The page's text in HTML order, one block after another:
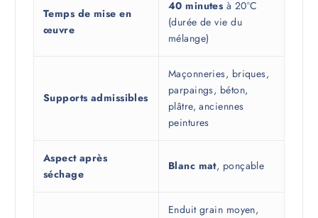
Temps de mise en
œuvre
40 minutes à 20°C
(durée de vie du
mélange)
Supports admissibles
Maçonneries, briques,
parpaings, béton,
plâtre, anciennes
peintures
Aspect après
séchage
Blanc mat, ponçable
Enduit grain moyen,